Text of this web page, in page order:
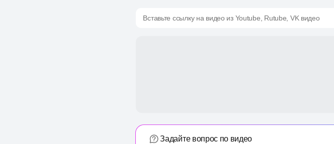
Вставьте ссылку на видео из Youtube, Rutube, VK видео
Задайте вопрос по видео